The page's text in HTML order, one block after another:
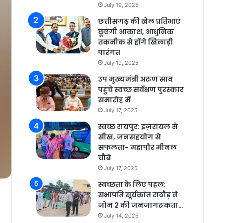
July 19, 2025
छत्तीसगढ़ की खेल प्रतिभाएं
छूएंगी आकाश, आधुनिक
तकनीक से होंगे खिलाड़ी
पारंगत
July 19, 2025
उप मुख्यमंत्री अरुण साव
पहुंचे स्वच्छ सर्वेक्षण पुरस्कार
समारोह में
July 17, 2025
स्वच्छ रायपुर: इज़रायल से
सीख, जनसहयोग से
सफलता- महापौर मीनल
चौबे
July 17, 2025
स्वच्छता के लिए पहल:
सभापति सूर्यकांत राठौड़ ने
जोन 2 की जनजागरूकता…
July 14, 2025